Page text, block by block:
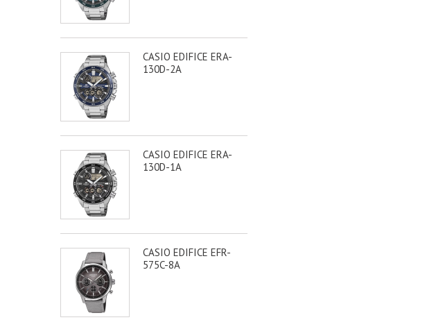
CASIO EDIFICE ERA-
130D-2A
CASIO EDIFICE ERA-
130D-1A
CASIO EDIFICE EFR-
575C-8A